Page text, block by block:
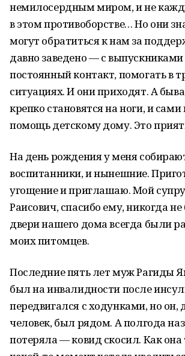
немилосердным миром, и не
в этом противоборстве… Но они
могут обратиться к нам за
давно заведено — с
постоянный контакт, помогать в
ситуациях. И они приходят. А
крепко становятся на ноги, и
помощь детскому дому. Это
На день рождения у меня
воспитанники, и нынешние.
угощение и приглашаю. Мой
Раисович, спасибо ему, никогда
двери нашего дома всегда были
моих питомцев.
Последние пять лет муж Рагиды
был на инвалидности после
передвигался с ходунками, но он,
человек, был рядом. А полгода
потеряла — ковид скосил. Как она